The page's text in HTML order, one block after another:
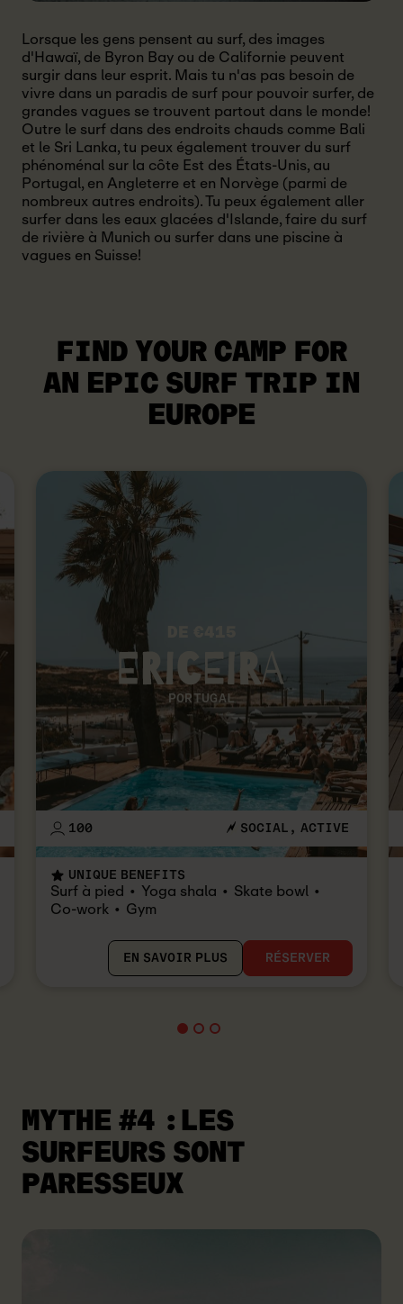
Lorsque les gens pensent au surf, des images
d'Hawaï, de Byron Bay ou de Californie peuvent
surgir dans leur esprit. Mais tu n'as pas besoin de
vivre dans un paradis de surf pour pouvoir surfer, de
grandes vagues se trouvent partout dans le monde!
Outre le surf dans des endroits chauds comme Bali
et le Sri Lanka, tu peux également trouver du surf
phénoménal sur la côte Est des États-Unis, au
Portugal, en Angleterre et en Norvège (parmi de
nombreux autres endroits). Tu peux également aller
surfer dans les eaux glacées d'Islande, faire du surf
de rivière à Munich ou surfer dans une piscine à
vagues en Suisse!
FIND YOUR CAMP FOR
AN EPIC SURF TRIP IN
EUROPE
PORTUGAL
100 SOCIAL ACTIVE
UNIQUE BENEFITS
Surf à pied Yoga shala Skate bowl
Co-work Gym
EN SAVOIR PLUS RÉSERVER
MYTHE #4 :LES
SURFEURS SONT
PARESSEUX